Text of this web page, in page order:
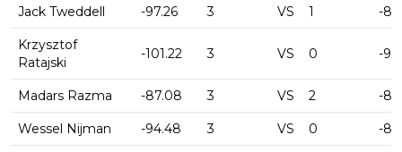
Jack Tweddell -97.26 3 VS 1 -
Krzysztof
Ratajski
-101.22 3 VS 0 -
Madars Razma -87.08 3 VS 2 -
Wessel Nijman -94.48 3 VS 0 -